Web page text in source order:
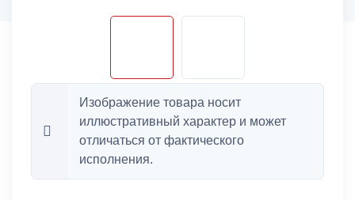
Изображение товара носит
иллюстративный характер и может
отличаться от фактического
исполнения.